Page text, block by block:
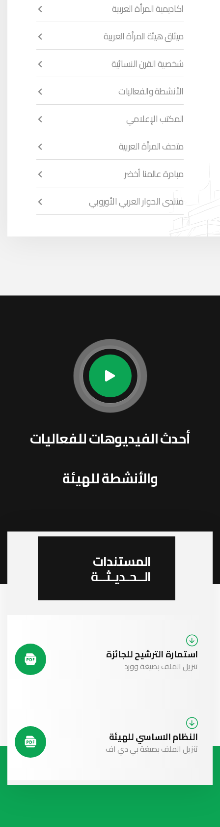
اكاديمية المرأة العربية
ميثاق هيئة المرأة العربية
شخصية القرن النسائية
الأنشطة والفعاليات
المكتب الإعلامي
متحف المرأة العربية
مبادرة عالمنا أخضر
منتدى الحوار العربي الأوروبي
أحدث الفيديوهات للفعاليات
والأنشطة للهيئة
المستندات
الــحـديـثــة
استمارة الترشيح للجائزة
تنزيل الملف بصيغة وورد
النظام الاساسي للهيئة
تنزيل الملف بصيغة بي دي اف